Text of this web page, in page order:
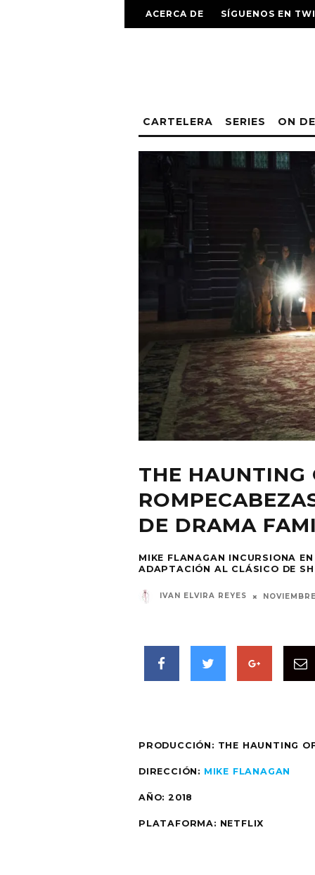
ACERCA DE SÍGUENOS EN
CARTELERA SERIES ON
THE HAUNTING
DE DRAMA
MIKE FLANAGAN INCURSIONA
ADAPTACIÓN AL CLÁSICO DE
IVAN ELVIRA REYES
PRODUCCIÓN: THE HAUNTING
DIRECCIÓN: MIKE FLANAGAN
AÑO: 2018
PLATAFORMA: NETFLIX